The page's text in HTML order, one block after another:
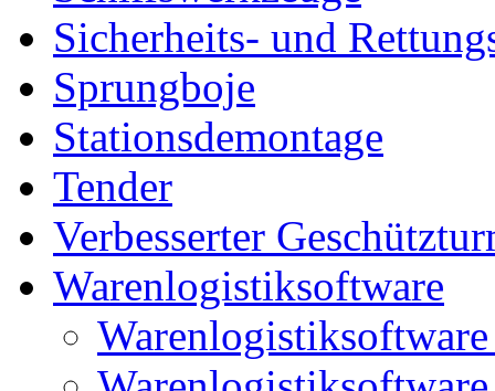
Sicherheits- und
Sprungboje
Stationsdemontage
Tender
Verbesserter
Warenlogistiksoftware